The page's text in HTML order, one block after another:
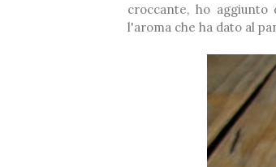
croccante, ho
l'aroma che ha dato al